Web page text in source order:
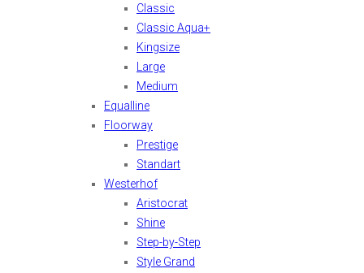
Classic
Classic Aqua+
Kingsize
Large
Medium
Equalline
Floorway
Prestige
Standart
Westerhof
Aristocrat
Shine
Step-by-Step
Style Grand